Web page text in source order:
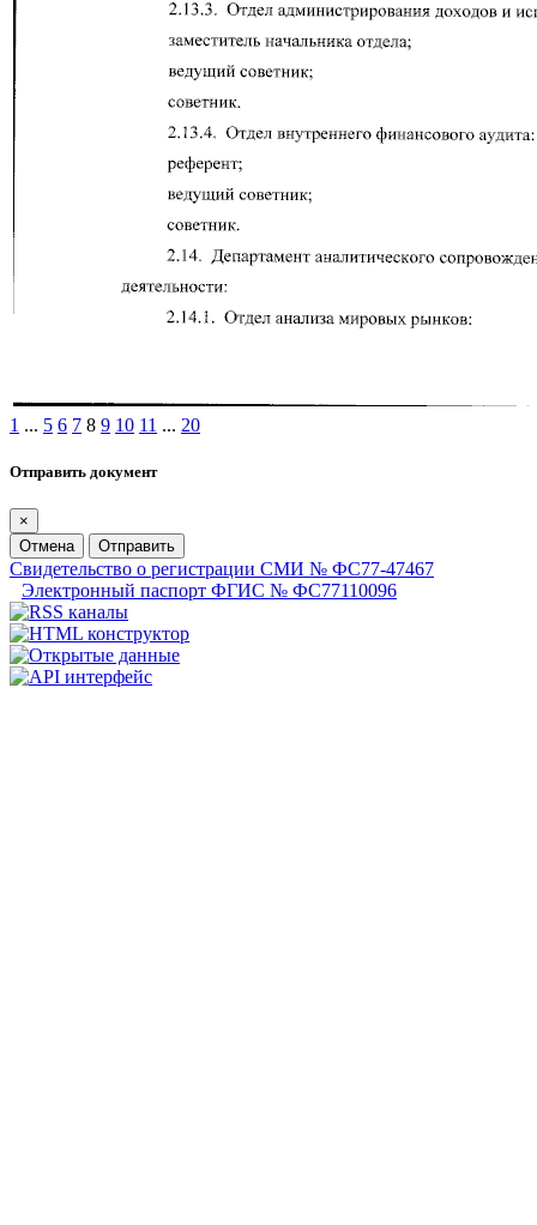
1 ... 5 6 7 8 9 10 11 ... 20
Отправить документ
×
Отмена
Отправить
Свидетельство о регистрации СМИ № ФС77-47467
Электронный паспорт ФГИС № ФС77110096